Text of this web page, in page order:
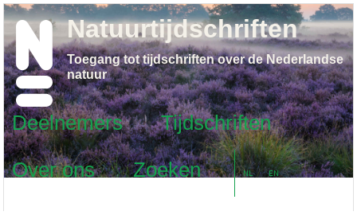
Deelnemers
Tijdschriften
Over ons
Zoeken NL EN
Natuurtijdschriften
Toegang tot tijdschriften over de Nederlandse
natuur